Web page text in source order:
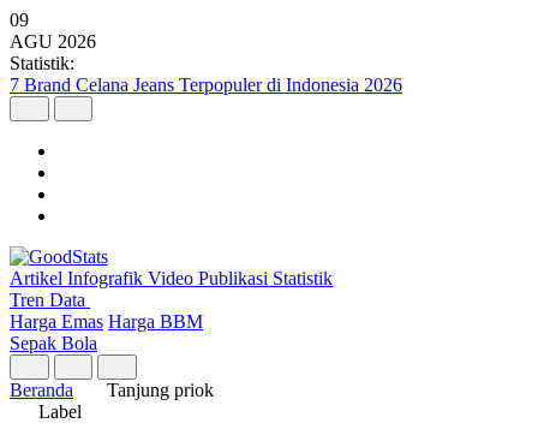
09
AGU 2026
Statistik:
7 Brand Celana Jeans Terpopuler di Indonesia 2026
Artikel Infografik Video Publikasi Statistik
Tren Data
Harga Emas Harga BBM
Sepak Bola
Beranda
Tanjung priok
Label